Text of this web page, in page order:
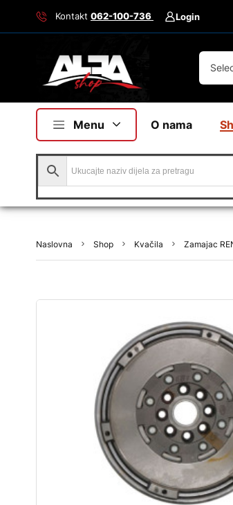
Kontakt 062-100-736 Login
Menu O nama
Naslovna Shop Kvačila Zamajac